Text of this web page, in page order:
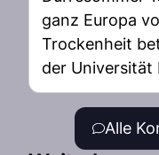
ganz Europa
Trockenheit
der Universität
Forscher mehr
Dokumente
Staaten. Im
Alle